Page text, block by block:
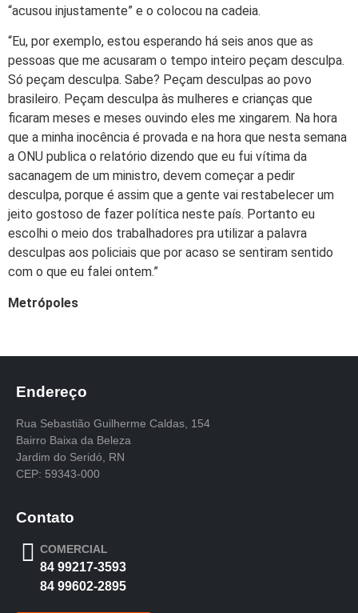
“acusou injustamente” e o colocou na cadeia.
“Eu, por exemplo, estou esperando há seis anos que as
pessoas que me acusaram o tempo inteiro peçam desculpa.
Só peçam desculpa. Sabe? Peçam desculpas ao povo
brasileiro. Peçam desculpa às mulheres e crianças que
ficaram meses e meses ouvindo eles me xingarem. Na hora
que a minha inocência é provada e na hora que nesta semana
a ONU publica o relatório dizendo que eu fui vítima da
sacanagem de um ministro, devem começar a pedir
desculpa, porque é assim que a gente vai restabelecer um
jeito gostoso de fazer política neste país. Portanto eu
escolhi o meio dos trabalhadores pra utilizar a palavra
desculpas aos policiais que por acaso se sentiram sentido
com o que eu falei ontem.”
Metrópoles
Endereço
Rua Sebastião Guilherme Caldas, 154
Bairro Baixa da Beleza
Jardim do Seridó, RN
CEP: 59343-000
Contato
COMERCIAL
84 99217-3593
84 99602-2895